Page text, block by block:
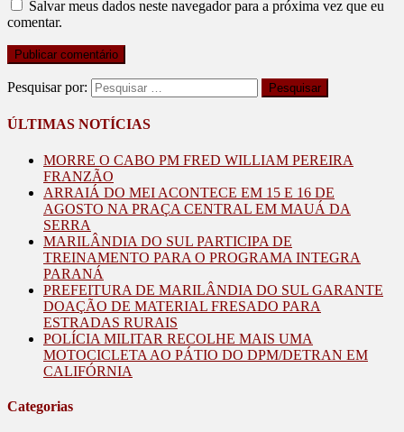
Salvar meus dados neste navegador para a próxima vez que eu
comentar.
Pesquisar por:
ÚLTIMAS NOTÍCIAS
MORRE O CABO PM FRED WILLIAM PEREIRA
FRANZÃO
ARRAIÁ DO MEI ACONTECE EM 15 E 16 DE
AGOSTO NA PRAÇA CENTRAL EM MAUÁ DA
SERRA
MARILÂNDIA DO SUL PARTICIPA DE
TREINAMENTO PARA O PROGRAMA INTEGRA
PARANÁ
PREFEITURA DE MARILÂNDIA DO SUL GARANTE
DOAÇÃO DE MATERIAL FRESADO PARA
ESTRADAS RURAIS
POLÍCIA MILITAR RECOLHE MAIS UMA
MOTOCICLETA AO PÁTIO DO DPM/DETRAN EM
CALIFÓRNIA
Categorias